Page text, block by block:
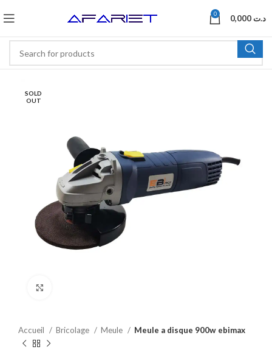
0 د.ت
SOLD
OUT
Accueil Bricolage Meule Meule a disque 900w ebimax